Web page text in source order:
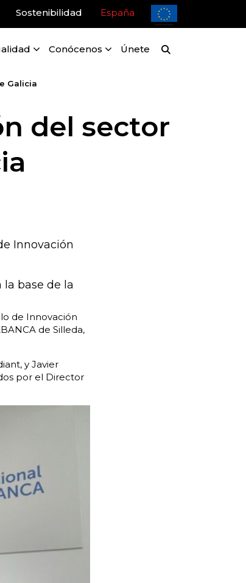
Sostenibilidad España
Conócenos Únete
Galicia
del sector
Innovación
base de la
de Innovación
de Silleda,
y Javier
por el Director